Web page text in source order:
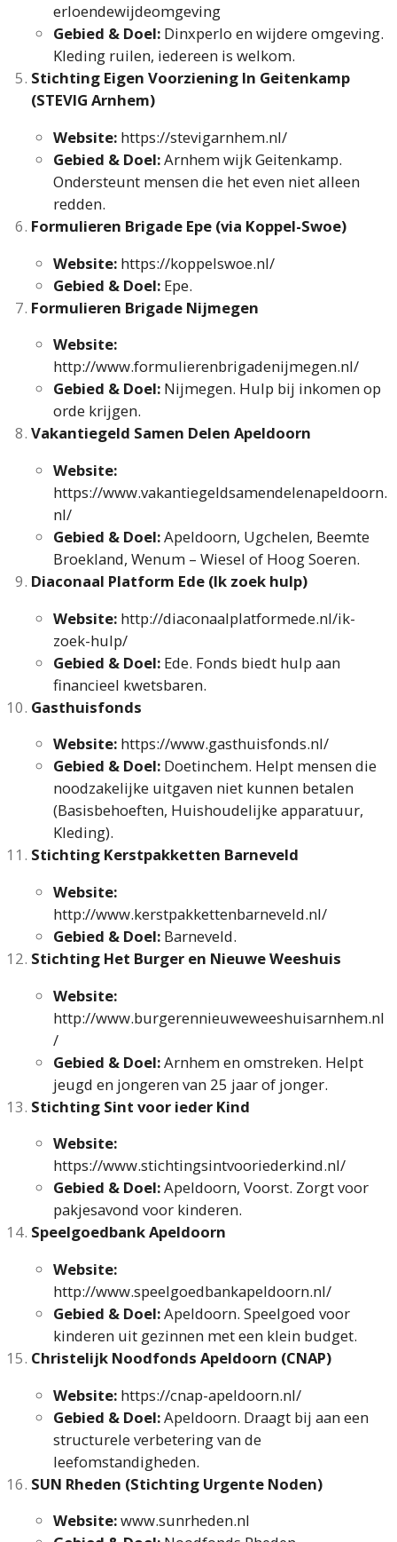
erloendewijdeomgeving
Gebied & Doel: Dinxperlo en wijdere omgeving.
Kleding ruilen, iedereen is welkom.
Stichting Eigen Voorziening In Geitenkamp
(STEVIG Arnhem)
Website: https://stevigarnhem.nl/
Gebied & Doel:Arnhem wijk Geitenkamp.
Ondersteunt mensen die het even niet alleen
redden.
Formulieren Brigade Epe (via Koppel-Swoe)
Website: https://koppelswoe.nl/
Gebied & Doel: Epe.
Formulieren Brigade Nijmegen
Website:
http://www.formulierenbrigadenijmegen.nl/
Gebied & Doel: Nijmegen. Hulp bij inkomen op
orde krijgen.
Vakantiegeld Samen Delen Apeldoorn
Website:
https://www.vakantiegeldsamendelenapeldoorn.
nl/
Gebied & Doel:Apeldoorn, Ugchelen, Beemte
Broekland, Wenum – Wiesel of Hoog Soeren.
Diaconaal Platform Ede (Ik zoek hulp)
Website: http://diaconaalplatformede.nl/ik-
zoek-hulp/
Gebied & Doel: Ede. Fonds biedt hulp aan
financieel kwetsbaren.
Gasthuisfonds
Website: https://www.gasthuisfonds.nl/
Gebied & Doel: Doetinchem. Helpt mensen die
noodzakelijke uitgaven niet kunnen betalen
(Basisbehoeften, Huishoudelijke apparatuur,
Kleding).
Stichting Kerstpakketten Barneveld
Website:
http://www.kerstpakkettenbarneveld.nl/
Gebied & Doel: Barneveld.
Stichting Het Burger en Nieuwe Weeshuis
Website:
http://www.burgerennieuweweeshuisarnhem.nl
/
Gebied & Doel:Arnhem en omstreken. Helpt
jeugd en jongeren van 25 jaar of jonger.
Stichting Sint voor ieder Kind
Website:
https://www.stichtingsintvooriederkind.nl/
Gebied & Doel:Apeldoorn, Voorst. Zorgt voor
pakjesavond voor kinderen.
Speelgoedbank Apeldoorn
Website:
http://www.speelgoedbankapeldoorn.nl/
Gebied & Doel:Apeldoorn. Speelgoed voor
kinderen uit gezinnen met een klein budget.
Christelijk Noodfonds Apeldoorn (CNAP)
Website: https://cnap-apeldoorn.nl/
Gebied & Doel:Apeldoorn. Draagt bij aan een
structurele verbetering van de
leefomstandigheden.
SUN Rheden (Stichting Urgente Noden)
Website:www.sunrheden.nl